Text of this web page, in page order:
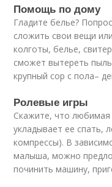
Помощь по дому
Гладите белье?
сложить свои вещи
колготы, белье,
сможет вытереть
крупный сор с пола–
Ролевые игры
Скажите, что любимая
укладывает ее спать,
компрессы). В
малыша, можно
починить машину,